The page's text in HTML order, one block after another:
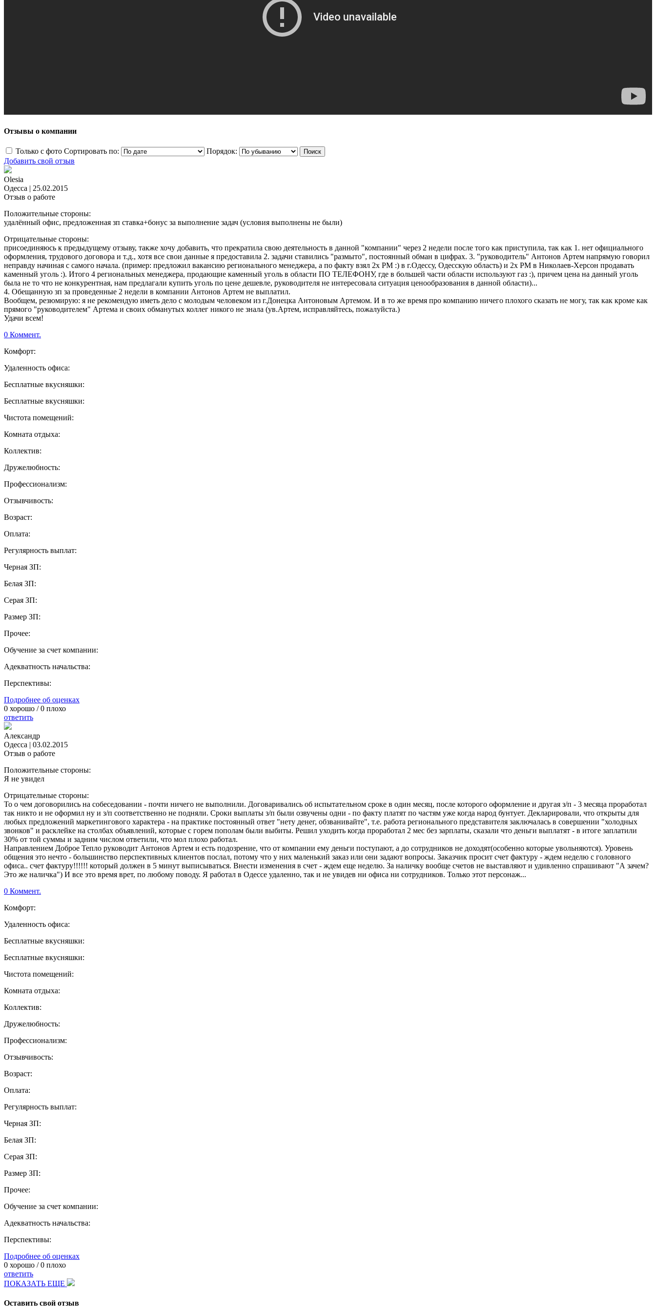
Отзывы о компании
Только с фото Сортировать по:
Порядок:
Добавить свой отзыв
Olesia
Одесса | 25.02.2015
Отзыв о работе
Положительные стороны:
удалённый офис, предложенная зп ставка+бонус за выполнение задач (условия выполнены не были)
Отрицательные стороны:
присоединяюсь к предыдущему отзыву, также хочу добавить, что прекратила свою деятельность в данной "компании" через 2 недели после того как приступила, так как 1. нет официального
оформления, трудового договора и т.д., хотя все свои данные я предоставила 2. задачи ставились "размыто", постоянный обман в цифрах. 3. "руководитель" Антонов Артем напрямую говорил
неправду начиная с самого начала. (пример: предложил вакансию регионального менеджера, а по факту взял 2х РМ :) в г.Одессу, Одесскую область) и 2х РМ в Николаев-Херсон продавать
каменный уголь :). Итого 4 региональных менеджера, продающие каменный уголь в области ПО ТЕЛЕФОНУ, где в большей части области используют газ :), причем цена на данный уголь
была не то что не конкурентная, нам предлагали купить уголь по цене дешевле, руководителя не интересовала ситуация ценообразования в данной области)...
4. Обещанную зп за проведенные 2 недели в компании Антонов Артем не выплатил.
Вообщем, резюмирую: я не рекомендую иметь дело с молодым человеком из г.Донецка Антоновым Артемом. И в то же время про компанию ничего плохого сказать не могу, так как кроме как
прямого "руководителем" Артема и своих обманутых коллег никого не знала (ув.Артем, исправляйтесь, пожалуйста.)
Удачи всем!
0 Коммент.
Комфорт:
Удаленность офиса:
Бесплатные вкусняшки:
Бесплатные вкусняшки:
Чистота помещений:
Комната отдыха:
Коллектив:
Дружелюбность:
Профессионализм:
Отзывчивость:
Возраст:
Оплата:
Регулярность выплат:
Черная ЗП:
Белая ЗП:
Серая ЗП:
Размер ЗП:
Прочее:
Обучение за счет компании:
Адекватность начальства:
Перспективы:
Подробнее об оценках
0 хорошо /0 плохо
ответить
Александр
Одесса | 03.02.2015
Отзыв о работе
Положительные стороны:
Я не увидел
Отрицательные стороны:
То о чем договорились на собеседовании - почти ничего не выполнили. Договаривались об испытательном сроке в один месяц, после которого оформление и другая з/п - 3 месяца проработал
так никто и не оформил ну и з/п соответственно не подняли. Сроки выплаты з/п были озвучены одни - по факту платят по частям уже когда народ бунтует. Декларировали, что открыты для
любых предложений маркетингового характера - на практике постоянный ответ "нету денег, обзванивайте", т.е. работа регионального представителя заключалась в совершении "холодных
звонков" и расклейке на столбах объявлений, которые с горем пополам были выбиты. Решил уходить когда проработал 2 мес без зарплаты, сказали что деньги выплатят - в итоге заплатили
30% от той суммы и задним числом ответили, что мол плохо работал.
Направлением Доброе Тепло руководит Антонов Артем и есть подозрение, что от компании ему деньги поступают, а до сотрудников не доходят(особенно которые увольняются). Уровень
общения это нечто - большинство перспективных клиентов послал, потому что у них маленький заказ или они задают вопросы. Заказчик просит счет фактуру - ждем неделю с головного
офиса.. счет фактуру!!!!!! который должен в 5 минут выписываться. Внести изменения в счет - ждем еще неделю. За наличку вообще счетов не выставляют и удивленно спрашивают "А зачем?
Это же наличка") И все это время врет, по любому поводу. Я работал в Одессе удаленно, так и не увидев ни офиса ни сотрудников. Только этот персонаж...
0 Коммент.
Комфорт:
Удаленность офиса:
Бесплатные вкусняшки:
Бесплатные вкусняшки:
Чистота помещений:
Комната отдыха:
Коллектив:
Дружелюбность:
Профессионализм:
Отзывчивость:
Возраст:
Оплата:
Регулярность выплат:
Черная ЗП:
Белая ЗП:
Серая ЗП:
Размер ЗП:
Прочее:
Обучение за счет компании:
Адекватность начальства:
Перспективы:
Подробнее об оценках
0 хорошо /0 плохо
ответить
ПОКАЗАТЬ ЕЩЕ
Оставить свой отзыв